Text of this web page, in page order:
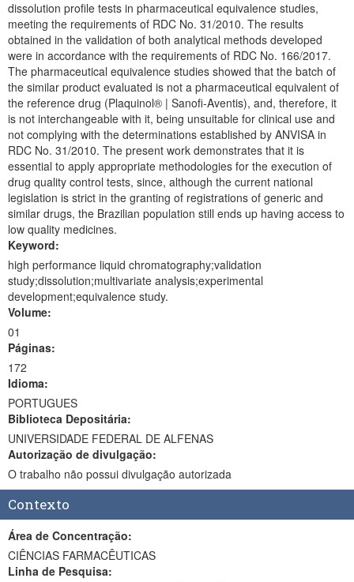
dissolution profile tests in pharmaceutical equivalence studies,
meeting the requirements of RDC No. 31/2010. The results
obtained in the validation of both analytical methods developed
were in accordance with the requirements of RDC No. 166/2017.
The pharmaceutical equivalence studies showed that the batch of
the similar product evaluated is not a pharmaceutical equivalent of
the reference drug (Plaquinol® | Sanofi-Aventis), and, therefore, it
is not interchangeable with it, being unsuitable for clinical use and
not complying with the determinations established by ANVISA in
RDC No. 31/2010. The present work demonstrates that it is
essential to apply appropriate methodologies for the execution of
drug quality control tests, since, although the current national
legislation is strict in the granting of registrations of generic and
similar drugs, the Brazilian population still ends up having access to
low quality medicines.
Keyword:
high performance liquid chromatography;validation
study;dissolution;multivariate analysis;experimental
development;equivalence study.
Volume:
01
Páginas:
172
Idioma:
PORTUGUES
Biblioteca Depositária:
UNIVERSIDADE FEDERAL DE ALFENAS
Autorização de divulgação:
O trabalho não possui divulgação autorizada
Contexto
Área de Concentração:
CIÊNCIAS FARMACÊUTICAS
Linha de Pesquisa: